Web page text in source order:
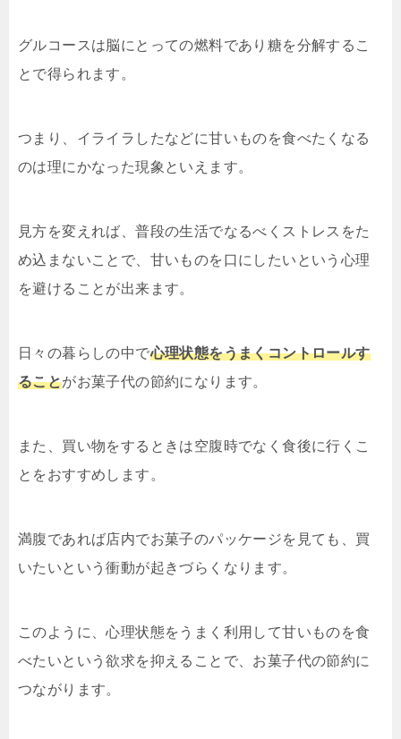
グルコースは脳にとっての燃料であり糖を分解するこ
とで得られます。
つまり、イライラしたなどに甘いものを食べたくなる
のは理にかなった現象といえます。
見方を変えれば、普段の生活でなるべくストレスをた
め込まないことで、甘いものを口にしたいという心理
を避けることが出来ます。
日々の暮らしの中で心理状態をうまくコントロールす
ることがお菓子代の節約になります。
また、買い物をするときは空腹時でなく食後に行くこ
とをおすすめします。
満腹であれば店内でお菓子のパッケージを見ても、買
いたいという衝動が起きづらくなります。
このように、心理状態をうまく利用して甘いものを食
べたいという欲求を抑えることで、お菓子代の節約に
つながります。